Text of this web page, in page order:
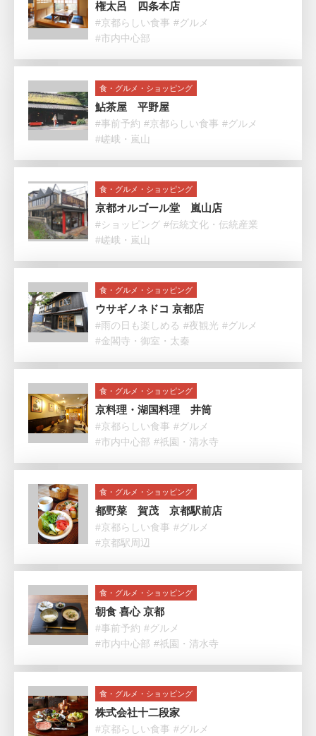
権太呂 四条本店
#京都らしい食事 #グルメ
#市内中心部
食・グルメ・ショッピング
鮎茶屋 平野屋
#事前予約 #京都らしい食事 #グルメ
#嵯峨・嵐山
食・グルメ・ショッピング
京都オルゴール堂 嵐山店
#ショッピング #伝統文化・伝統産業
#嵯峨・嵐山
食・グルメ・ショッピング
ウサギノネドコ 京都店
#雨の日も楽しめる #夜観光 #グルメ
#金閣寺・御室・太秦
食・グルメ・ショッピング
京料理・湖国料理 井筒
#京都らしい食事 #グルメ
#市内中心部 #祇園・清水寺
食・グルメ・ショッピング
都野菜 賀茂 京都駅前店
#京都らしい食事 #グルメ
#京都駅周辺
食・グルメ・ショッピング
朝食 喜心 京都
#事前予約 #グルメ
#市内中心部 #祇園・清水寺
食・グルメ・ショッピング
株式会社十二段家
#京都らしい食事 #グルメ